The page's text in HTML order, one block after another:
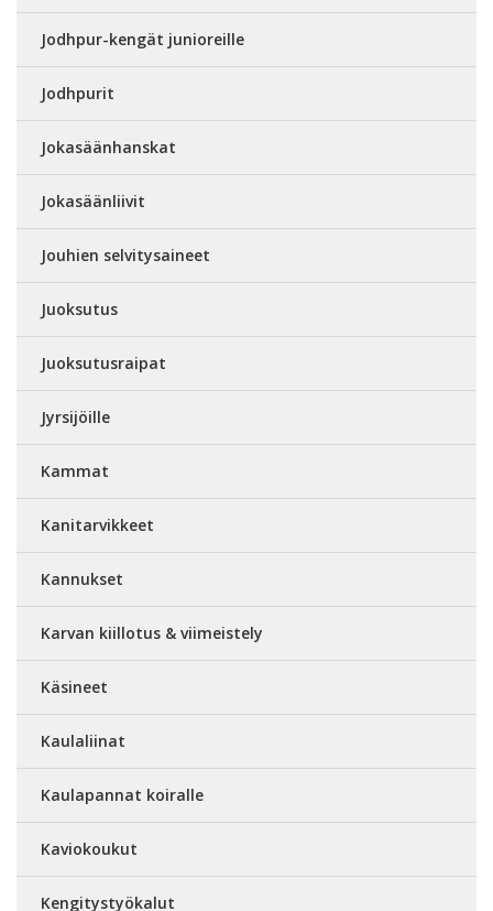
Jodhpur-kengät junioreille
Jodhpurit
Jokasäänhanskat
Jokasäänliivit
Jouhien selvitysaineet
Juoksutus
Juoksutusraipat
Jyrsijöille
Kammat
Kanitarvikkeet
Kannukset
Karvan kiillotus & viimeistely
Käsineet
Kaulaliinat
Kaulapannat koiralle
Kaviokoukut
Kengitystyökalut